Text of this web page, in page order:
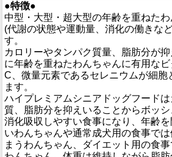
●特徴●
中型・大型・超大型の年齢を重ねた
(代謝の状態や運動量、消化の働きな
す。
カロリーやタンパク質量、脂肪分が
に年齢を重ねたわんちゃんに有用な
C、微量元素であるセレニウムが細胞
ます。
ハイプレミアムシニアドッグフード
質、脂肪分を抑えいることからボッ
消化吸収しやすい食事になり、年齢
いわんちゃんや通常成犬用の食事で
まうわんちゃん、ダイエット用の食